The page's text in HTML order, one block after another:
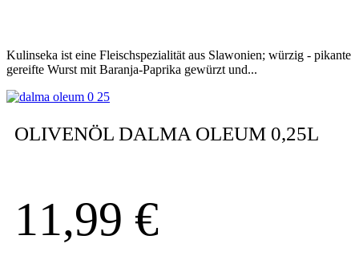
Kulinseka ist eine Fleischspezialität aus Slawonien; würzig - pikante
gereifte Wurst mit Baranja-Paprika gewürzt und...
OLIVENÖL DALMA OLEUM 0,25L
11,99 €